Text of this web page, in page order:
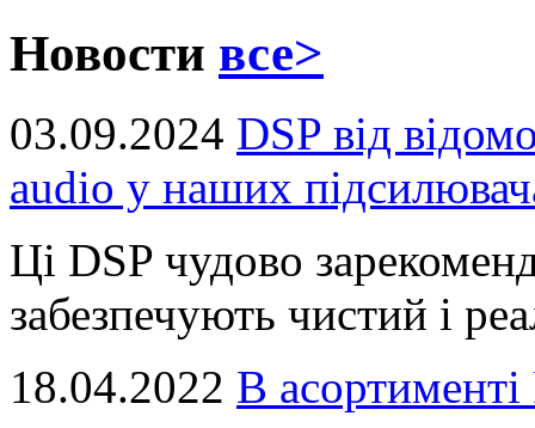
Новости все>
03.09.2024 DSP від
audio у наших
Ці DSP чудово
забезпечують чистий і
18.04.2022 В